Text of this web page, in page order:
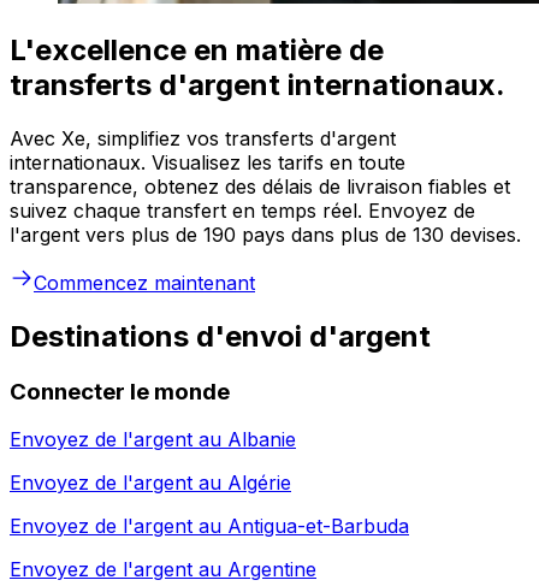
L'excellence en matière de
transferts d'argent internationaux.
Avec Xe, simplifiez vos transferts d'argent
internationaux. Visualisez les tarifs en toute
transparence, obtenez des délais de livraison fiables et
suivez chaque transfert en temps réel. Envoyez de
l'argent vers plus de 190 pays dans plus de 130 devises.
Commencez maintenant
Destinations d'envoi d'argent
Connecter le monde
Envoyez de l'argent au Albanie
Envoyez de l'argent au Algérie
Envoyez de l'argent au Antigua-et-Barbuda
Envoyez de l'argent au Argentine